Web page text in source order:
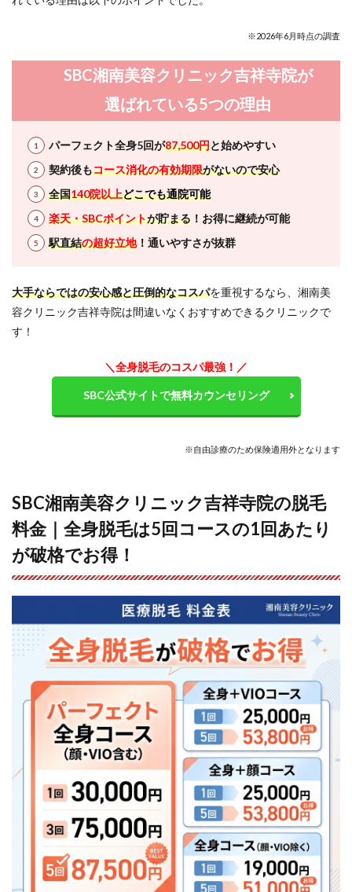
祥寺
院に
への
行き
方
（JR
線か
らの
アク
12
湘南
13
SBC
湘南
美容
クリ
ニッ
よく
ある
答え
しま
13.1
Q.未成
年です
が、保
護者
代理
同伴は
必要で
しょう
※2026年6月時点の調査
SBC湘南美容クリニック吉祥寺院が
選ばれている5つの理由
パーフェクト全身5回が87,500円と始めやすい
契約後もコース消化の有効期限がないので安心
全国140院以上どこでも通院可能
楽天・SBCポイントが貯まる ！お得に継続が可能
駅直結の超好立地！通いやすさが抜群
大手ならではの安心感と圧倒的なコスパを重視するなら、湘南美
容クリニック吉祥寺院は間違いなくおすすめできるクリニックで
す！
＼全身脱毛のコスパ最強！ ／
SBC公式サイトで無料カウンセリング
※自由診療のため保険適用外となります
SBC湘南美容クリニック吉祥寺院の脱毛
料金｜全身脱毛は5回コースの1回あたり
が破格でお得！